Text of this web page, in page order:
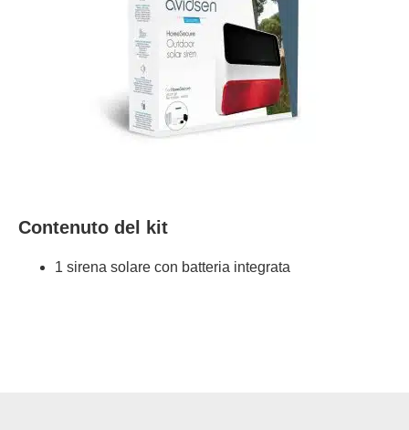
Contenuto del kit
1 sirena solare con batteria integrata